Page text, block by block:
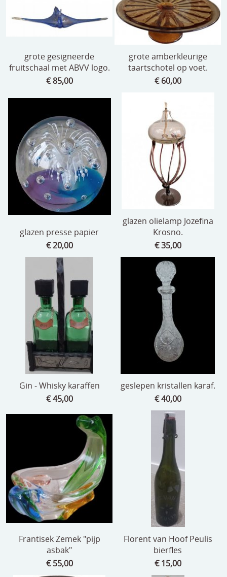
grote gesigneerde
fruitschaal met ABVV logo.
€ 85,00
grote amberkleurige
taartschotel op voet.
€ 60,00
glazen presse papier
€ 20,00
glazen olielamp Jozefina
Krosno.
€ 35,00
Gin - Whisky karaffen
€ 45,00
geslepen kristallen karaf.
€ 40,00
Frantisek Zemek "pijp
asbak"
€ 55,00
Florent van Hoof Peulis
bierfles
€ 15,00